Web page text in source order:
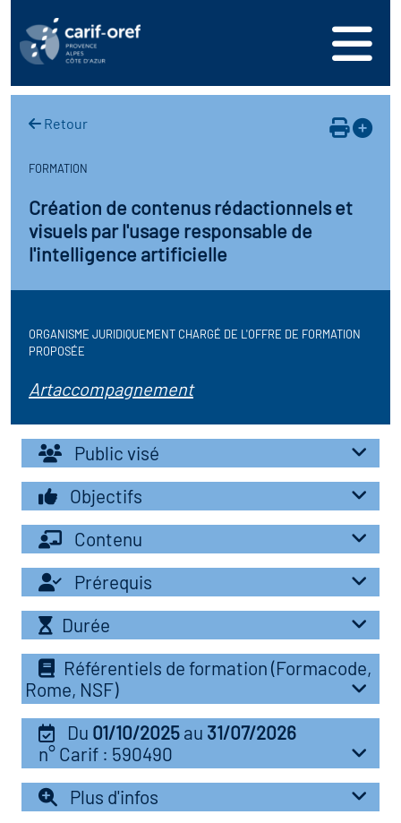
nous
formation
en région
en santé et sécurité au
clés métiers et
lieu d'information ou
DDETS)
Régional d’Observation
des métiers en
de l'Economie
Solidaire (ESS)
du secteur sanitaire
de l'Industrie
emploi-formation
votre offre de
Retour
FORMATION
Création de contenus rédactionnels et
visuels par l'usage responsable de
l'intelligence artificielle
ORGANISME JURIDIQUEMENT CHARGÉ DE L'OFFRE DE FORMATION
PROPOSÉE
Artaccompagnement
Public visé
Objectifs
Contenu
Prérequis
Durée
Référentiels de formation (Formacode,
Rome, NSF)
Du 01/10/2025 au 31/07/2026
n° Carif : 590490
Plus d'infos